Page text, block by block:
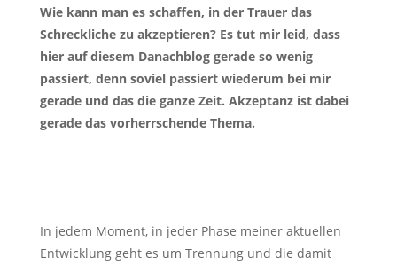
Wie kann man es schaffen, in der Trauer das
Schreckliche zu akzeptieren? Es tut mir leid, dass
hier auf diesem Danachblog gerade so wenig
passiert, denn soviel passiert wiederum bei mir
gerade und das die ganze Zeit. Akzeptanz ist dabei
gerade das vorherrschende Thema.
In jedem Moment, in jeder Phase meiner aktuellen
Entwicklung geht es um Trennung und die damit